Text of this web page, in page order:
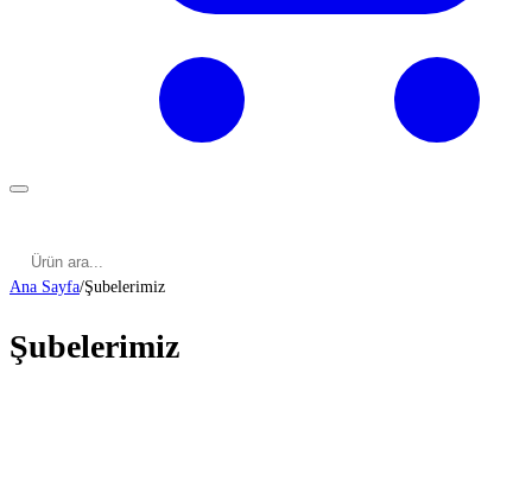
Ana Sayfa/Şubelerimiz
Şubelerimiz